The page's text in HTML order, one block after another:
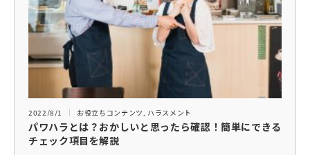
2022/8/1 お役立ちコンテンツ, ハラスメント
パワハラとは？おかしいと思ったら確認！簡単にできる
チェック項目を解説